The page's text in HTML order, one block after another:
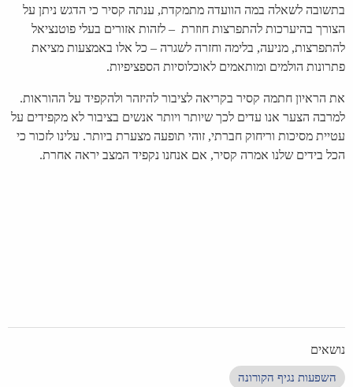
בתשובה לשאלה במה הוועדה מתמקדת, ענתה קסיר כי הדגש ניתן על
הצורך בהיערכות להתפרצות חוזרת – לזהות אזורים בעלי פוטנציאל
להתפרצות, מניעה, בלימה וחזרה לשגרה – כל אלו באמצעות מציאת
פתרונות הולמים ומותאמים לאוכלוסיות הספציפיות.
את הראיון חתמה קסיר בקריאה לציבור להיזהר ולהקפיד על ההוראות.
למרבה הצער אנו עדים לכך שיותר ויותר אנשים בציבור לא מקפידים על
עטיית מסיכות וריחוק חברתי, זוהי תופעה מצערת ביותר. עלינו לזכור כי
הכל בידים שלנו אמרה קסיר, אם אנחנו נקפיד המצב יראה אחרת.
נושאים
השפעות נגיף הקורונה